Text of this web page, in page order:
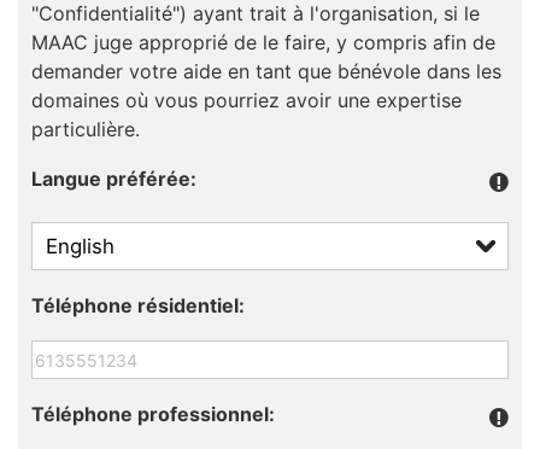
"Confidentialité") ayant trait à l'organisation, si le
MAAC juge approprié de le faire, y compris afin de
demander votre aide en tant que bénévole dans les
domaines où vous pourriez avoir une expertise
particulière.
Langue préférée:
Téléphone résidentiel:
Téléphone professionnel: